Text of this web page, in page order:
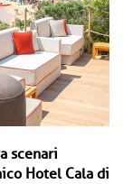
scenari
Hotel Cala di